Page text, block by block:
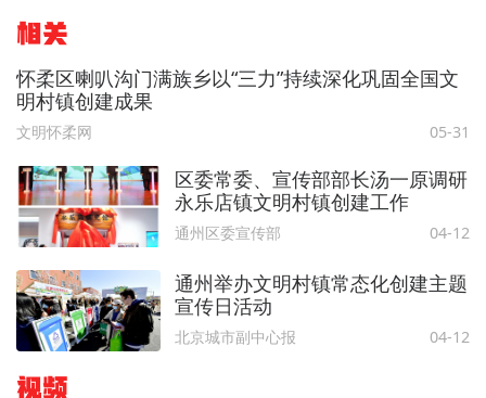
相关
怀柔区喇叭沟门满族乡以“三力”持续深化巩固全国文
明村镇创建成果
文明怀柔网 05-31
区委常委、宣传部部长汤一原调研
永乐店镇文明村镇创建工作
通州区委宣传部 04-12
通州举办文明村镇常态化创建主题
宣传日活动
北京城市副中心报 04-12
视频